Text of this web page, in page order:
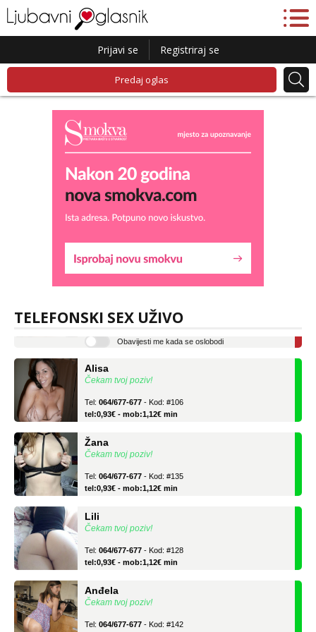
Prijavi se Registriraj se
Predaj oglas
TELEFONSKI SEX UŽIVO
Liliana
Razgovaram :)
tel:0,93€ - mob:1,12€ min
Čekam tvoj poziv!
tel:0,93€ - mob:1,12€ min
Čekam tvoj poziv!
tel:0,93€ - mob:1,12€ min
Čekam tvoj poziv!
tel:0,93€ - mob:1,12€ min
Čekam tvoj poziv!
tel:0,93€ - mob:1,12€ min